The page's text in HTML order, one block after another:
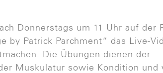
Donnerstags um 11 Uhr auf der
by Patrick Parchment“ das Live-
Die Übungen dienen der
Muskulatur sowie Kondition und